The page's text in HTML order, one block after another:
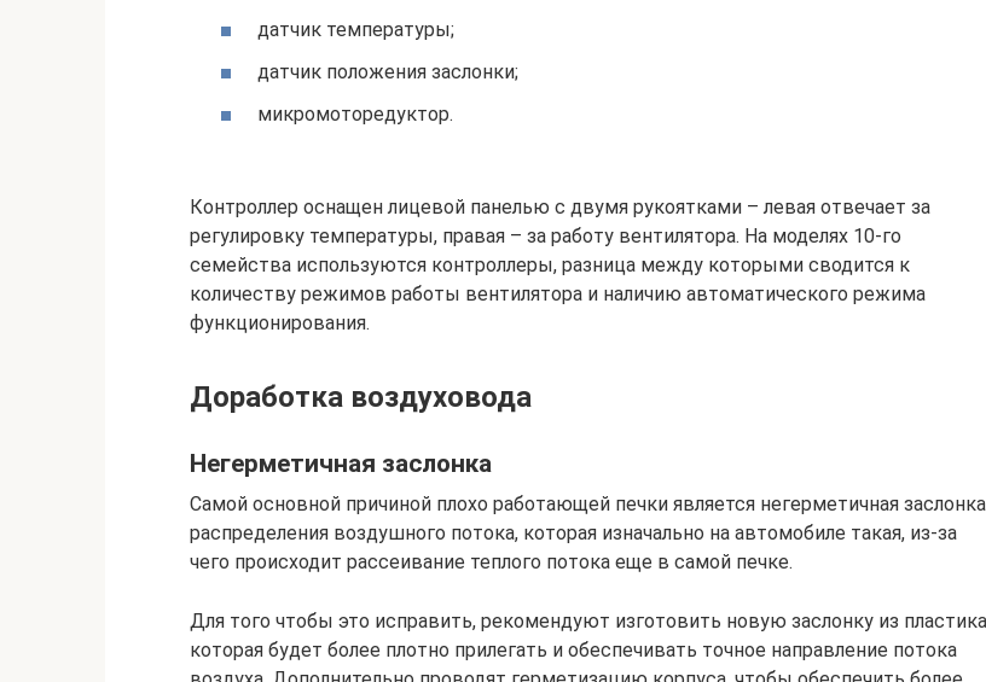
датчик температуры;
датчик положения заслонки;
микромоторедуктор.
Контроллер оснащен лицевой панелью с двумя рукоятками – левая отвечает за
регулировку температуры, правая – за работу вентилятора. На моделях 10-го
семейства используются контроллеры, разница между которыми сводится к
количеству режимов работы вентилятора и наличию автоматического режима
функционирования.
Доработка воздуховода
Негерметичная заслонка
Самой основной причиной плохо работающей печки является негерметичная заслонка
распределения воздушного потока, которая изначально на автомобиле такая, из-за
чего происходит рассеивание теплого потока еще в самой печке.
Для того чтобы это исправить, рекомендуют изготовить новую заслонку из
которая будет более плотно прилегать и обеспечивать точное направление потока